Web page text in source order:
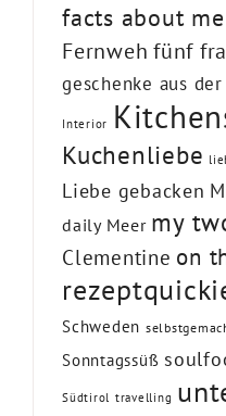
facts about me
Fernweh fünf
geschenke aus
Interior
Kuchenliebe
Liebe gebacken
daily Meer my
Clementine on
Schweden
Sonntagssüß
Südtirol travelling